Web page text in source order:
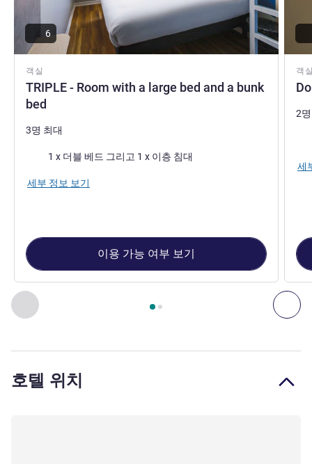
이전 - 객실 다
2 페이지 , 객실 1 : TRIPLE - Room with a large bed and a
객실
TRIPLE - Room with a large bed and a bunk
bed
6
3명 최대
1 x 더블 베드 그리고 1 x 이층 침대
세부 정보 보기
이용 가능 여부 보기
객
2
세
호텔 위치